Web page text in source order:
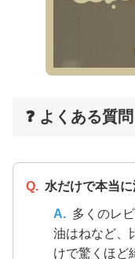
❓ よくある質問
Q. 水だけで本当
A. 多くのレ
油はねなど、
けで驚くほど